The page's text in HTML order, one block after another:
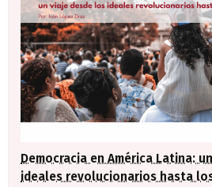
Democracia en América Latina:
ideales revolucionarios hasta